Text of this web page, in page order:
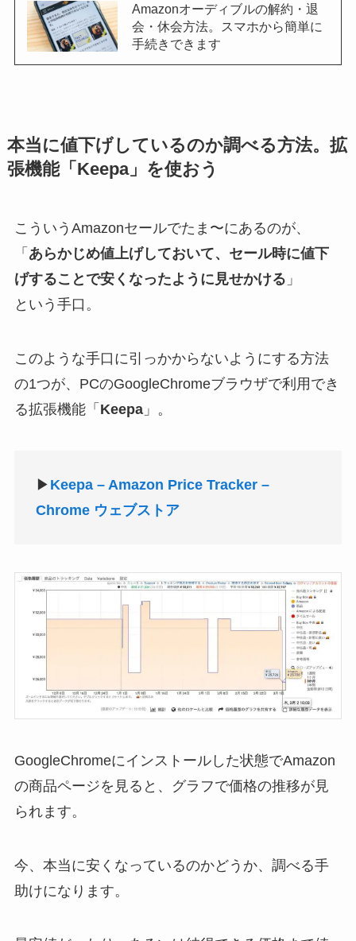
Amazonオーディブルの解約・退
会・休会方法。スマホから簡単に
手続きできます
本当に値下げしているのか調べる方法。拡
張機能「Keepa」を使おう
こういうAmazonセールでたま〜にあるのが、
「 あらかじめ値上げしておいて、セール時に値下
げすることで安くなったように見せかける 」
という手口。
このような手口に引っかからないようにする方法
の1つが、PCのGoogleChromeブラウザで利用でき
る拡張機能「 Keepa」。
▶ Keepa – Amazon Price Tracker –
Chrome ウェブストア
GoogleChromeにインストールした状態でAmazon
の商品ページを見ると、グラフで価格の推移が見
られます。
今、本当に安くなっているのかどうか、調べる手
助けになります。